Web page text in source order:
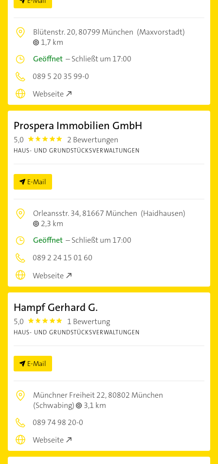
Blütenstr. 20,80799 München (Maxvorstadt)
1,7 km
Geöffnet –Schließt um 17:00
089 5 20 35 99-0
Webseite
Prospera Immobilien GmbH
5,0 5.0 2 Bewertungen
HAUS- UND GRUNDSTÜCKSVERWALTUNGEN
E-Mail
Orleansstr. 34,81667 München (Haidhausen)
2,3 km
Geöffnet –Schließt um 17:00
089 2 24 15 01 60
Webseite
Hampf Gerhard G.
5,0 5.0 1 Bewertung
HAUS- UND GRUNDSTÜCKSVERWALTUNGEN
E-Mail
Münchner Freiheit 22,80802 München
(Schwabing)
3,1 km
089 74 98 20-0
Webseite